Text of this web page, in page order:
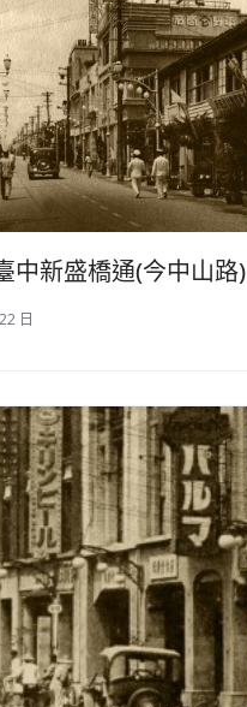
中新盛橋通(今中山路)
日